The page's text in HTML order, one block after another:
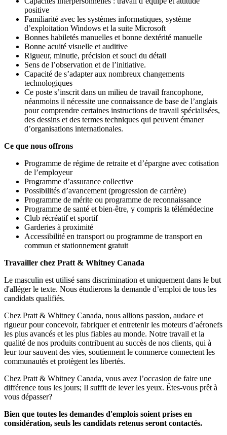
positive
Familiarité avec les systèmes informatiques, système
d’exploitation Windows et la suite Microsoft
Bonnes habiletés manuelles et bonne dextérité manuelle
Bonne acuité visuelle et auditive
Rigueur, minutie, précision et souci du détail
Sens de l’observation et de l’initiative.
Capacité de s’adapter aux nombreux changements
technologiques
Ce poste s’inscrit dans un milieu de travail francophone,
néanmoins il nécessite une connaissance de base de l’anglais
pour comprendre certaines instructions de travail spécialisées,
des dessins et des termes techniques qui peuvent émaner
d’organisations internationales.
Ce que nous offrons
Programme de régime de retraite et d’épargne avec cotisation
de l’employeur
Programme d’assurance collective
Possibilités d’avancement (progression de carrière)
Programme de mérite ou programme de reconnaissance
Programme de santé et bien-être, y compris la télémédecine
Club récréatif et sportif
Garderies à proximité
Accessibilité en transport ou programme de transport en
commun et stationnement gratuit
Travailler chez Pratt & Whitney Canada
Le masculin est utilisé sans discrimination et uniquement dans le but
d'alléger le texte. Nous étudierons la demande d’emploi de tous les
candidats qualifiés.
Chez Pratt & Whitney Canada, nous allions passion, audace et
rigueur pour concevoir, fabriquer et entretenir les moteurs d’aéronefs
les plus avancés et les plus fiables au monde. Notre travail et la
qualité de nos produits contribuent au succès de nos clients, qui à
leur tour sauvent des vies, soutiennent le commerce connectent les
communautés et protègent les libertés.
Chez Pratt & Whitney Canada, vous avez l’occasion de faire une
différence tous les jours; Il suffit de lever les yeux. Êtes-vous prêt à
vous dépasser?
Bien que toutes les demandes d'emplois soient prises en
considération, seuls les candidats retenus seront contactés.